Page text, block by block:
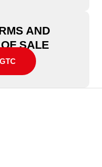
AND
SALE